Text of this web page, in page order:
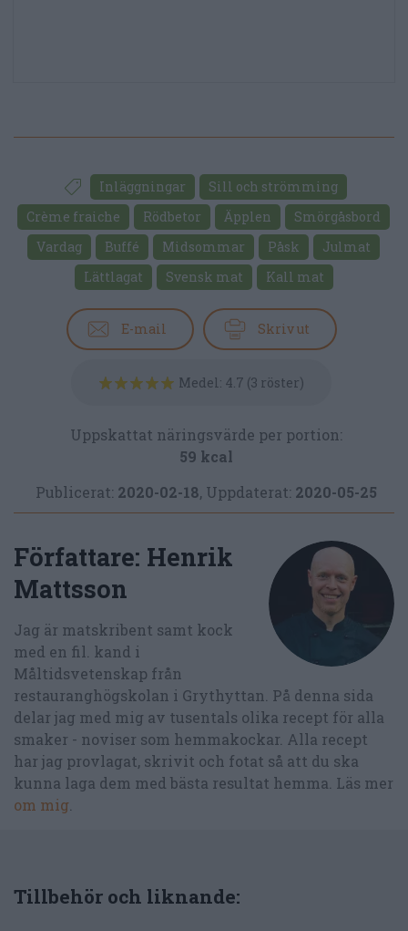
Inläggningar
Sill och strömming
Crème fraiche
Rödbetor Äpplen
Smörgåsbord
Vardag
Buffé Midsommar Påsk
Julmat
Lättlagat
Svensk mat Kall mat
E-mail Skriv ut
Medel: 4.7 (3 röster)
Uppskattat näringsvärde per portion:
59 kcal
Publicerat: 2020-02-18, Uppdaterat: 2020-05-25
Författare: Henrik
Mattsson
Jag är matskribent samt kock
med en fil. kand i
Måltidsvetenskap från
restauranghögskolan i Grythyttan. På denna sida
delar jag med mig av tusentals olika recept för alla
smaker - noviser som hemmakockar. Alla recept
har jag provlagat, skrivit och fotat så att du ska
kunna laga dem med bästa resultat hemma. Läs mer
om mig
Tillbehör och liknande: